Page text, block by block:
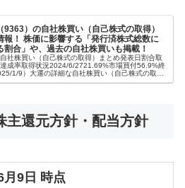
9363）の自社株買い（自己株式の取得）
報！ 株価に影響する「発行済株式総数に
割合」や、過去の自社株買いも掲載！
社株買い（自己株式の取得）まとめ発表日割合取
成率取得状況2024/6/2721.69%市場買付56.9%終
1/9）大運の詳細な自社株買い（自己株式の取
主還元方針・配当方針
月9日 時点